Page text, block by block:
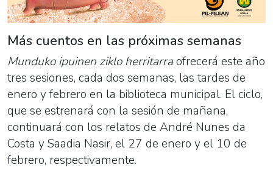
Más cuentos en las próximas semanas
Munduko ipuinen ziklo herritarraofrecerá este año
tres sesiones, cada dos semanas, las tardes de
enero y febrero en la biblioteca municipal. El ciclo,
que se estrenará con la sesión de mañana,
continuará con los relatos de André Nunes da
Costa y Saadia Nasir, el 27 de enero y el 10 de
febrero, respectivamente.